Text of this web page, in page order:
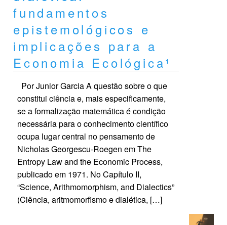
fundamentos
epistemológicos e
implicações para a
Economia Ecológica¹
Por Junior Garcia A questão sobre o que
constitui ciência e, mais especificamente,
se a formalização matemática é condição
necessária para o conhecimento científico
ocupa lugar central no pensamento de
Nicholas Georgescu-Roegen em The
Entropy Law and the Economic Process,
publicado em 1971. No Capítulo II,
“Science, Arithmomorphism, and Dialectics”
(Ciência, aritmomorfismo e dialética, […]